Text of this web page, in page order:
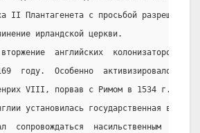
II Плантагенета с просьбой разрешить
ирландской церкви.
английских  колонизаторов  на
году.  Особенно  активизировалось
VIII, порвав с Римом в 1534 г. стал
установилась государственная вера –
сопровождаться  насильственным